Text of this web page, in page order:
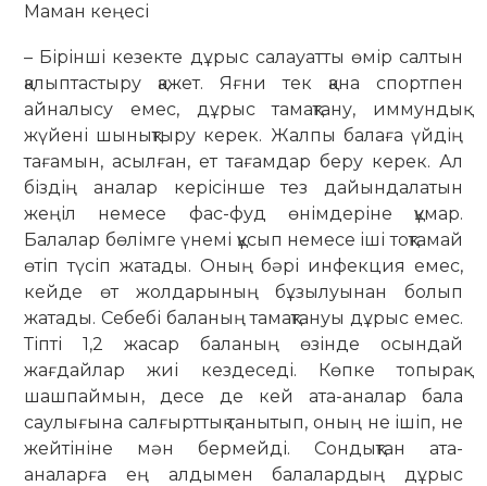
Маман кеңесі
– Бірінші кезекте дұрыс салауатты өмір салтын
қалыптастыру қажет. Яғни тек қана спортпен
айналысу емес, дұрыс тамақтану, иммундық
жүйені шынықтыру керек. Жалпы балаға үйдің
тағамын, асылған, ет тағамдар беру керек. Ал
біздің аналар керісінше тез дайын­далатын
жеңіл немесе фас-фуд өнім­деріне құмар.
Балалар бөлімге үнемі құсып немесе іші тоқтамай
өтіп түсіп жатады. Оның бәрі инфекция емес,
кейде өт жолдарының бұзылуынан болып
жатады. Себебі баланың тамақ­тануы дұрыс емес.
Тіпті 1,2 жасар баланың өзінде осындай
жағдайлар жиі кездеседі. Көпке топырақ
шашпаймын, десе де кей ата-аналар бала
саулығына салғырттық танытып, оның не ішіп, не
жейтініне мән бермейді. Сондықтан ата-
аналарға ең алдымен балалардың дұ­рыс